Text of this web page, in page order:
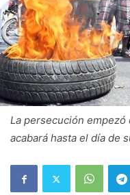
La persecución
acabará hasta el día de